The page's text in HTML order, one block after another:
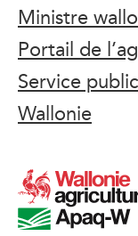
Ministre
Portail de
Service
Wallonie